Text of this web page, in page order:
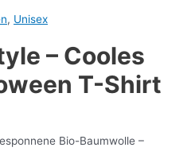
, Unisex
– Cooles
T-Shirt
Bio-Baumwolle –